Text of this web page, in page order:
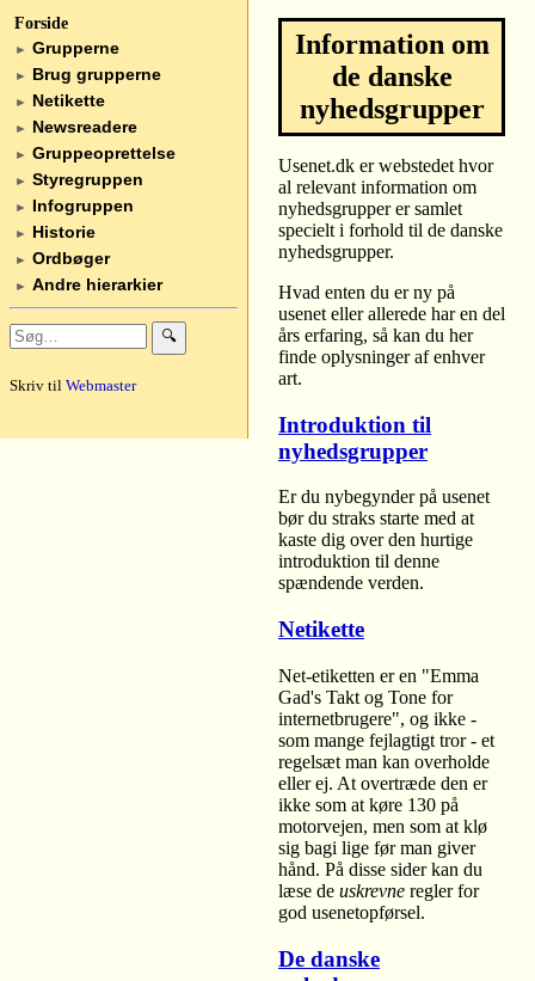
Forside
► Grupperne
► Brug grupperne
► Netikette
► Newsreadere
► Gruppeoprettelse
► Styregruppen
► Infogruppen
► Historie
► Ordbøger
► Andre hierarkier
🔍
Skriv til Webmaster
Information om
de danske
nyhedsgrupper
Usenet.dk er webstedet hvor
al relevant information om
nyhedsgrupper er samlet
specielt i forhold til de danske
nyhedsgrupper.
Hvad enten du er ny på
usenet eller allerede har en del
års erfaring, så kan du her
finde oplysninger af enhver
art.
Introduktion til
nyhedsgrupper
Er du nybegynder på usenet
bør du straks starte med at
kaste dig over den hurtige
introduktion til denne
spændende verden.
Netikette
Net-etiketten er en "Emma
Gad's Takt og Tone for
internetbrugere", og ikke -
som mange fejlagtigt tror - et
regelsæt man kan overholde
eller ej. At overtræde den er
ikke som at køre 130 på
motorvejen, men som at klø
sig bagi lige før man giver
hånd. På disse sider kan du
læse de uskrevne regler for
god usenetopførsel.
De danske